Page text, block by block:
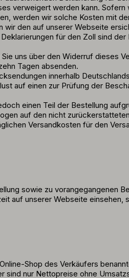
verweigert werden kann.
werden wir solche Kosten mit
den auf unserer Webseite
für den Zoll sind
uns über den Widerruf dieses
Tagen absenden.
innerhalb
auf einen zur Prüfung der
einen Teil der Bestellung
auf den nicht
Versandkosten für den
sowie zu vorangegangenen
auf unserer Webseite einsehen,
Shop des Verkäufers
nur Nettopreise ohne